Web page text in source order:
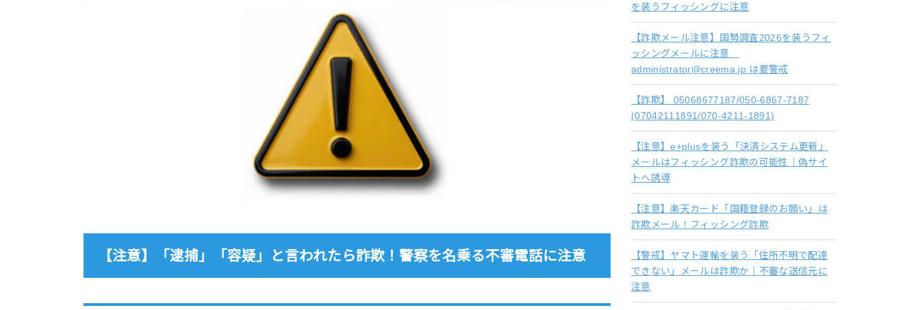
【注意】「逮捕」「容疑」と言われたら詐欺！警察を名乗る不審電話に注意
を装うフィッシングに注意
【詐欺メール注意】国勢調査2026を装うフィ
ッシングメールに注意
administrator@creema.jp は要警戒
【詐欺】 05068677187/050-6867-7187
(07042111891/070-4211-1891)
【注意】e+plusを装う「決済システム更新」
メールはフィッシング詐欺の可能性｜偽サイ
トへ誘導
【注意】楽天カード「国籍登録のお願い」は
詐欺メール！フィッシング詐欺
【警戒】ヤマト運輸を装う「住所不明で配達
できない」メールは詐欺か｜不審な送信元に
注意